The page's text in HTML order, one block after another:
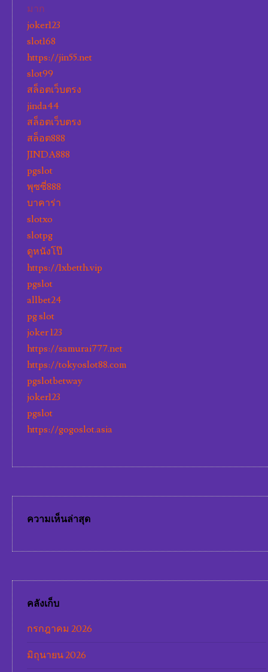
มาก
joker123
slot168
https://jin55.net
slot99
สล็อตเว็บตรง
jinda44
สล็อตเว็บตรง
สล็อต888
JINDA888
pgslot
พุซซี่888
บาคาร่า
slotxo
slotpg
ดูหนังโป๊
https://1xbetth.vip
pgslot
allbet24
pg slot
joker 123
https://samurai777.net
https://tokyoslot88.com
pgslotbetway
joker123
pgslot
https://gogoslot.asia
ความเห็นล่าสุด
คลังเก็บ
กรกฎาคม 2026
มิถุนายน 2026